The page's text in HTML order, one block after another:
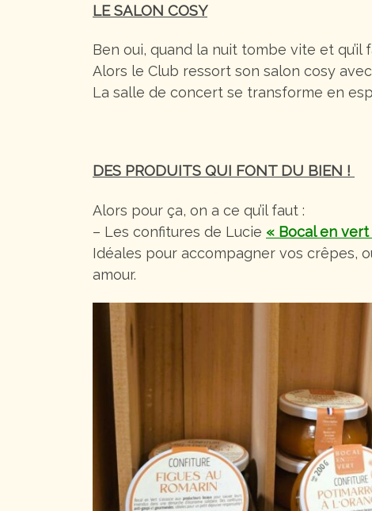
LE SALON COSY
Ben oui, quand la nuit tombe vite et
Alors le Club ressort son salon cosy
La salle de concert se transforme en
DES PRODUITS QUI FONT DU BIEN !
Alors pour ça, on a ce qu’il faut :
– Les confitures de Lucie « Bocal en vert
Idéales pour accompagner vos crêpes,
amour.